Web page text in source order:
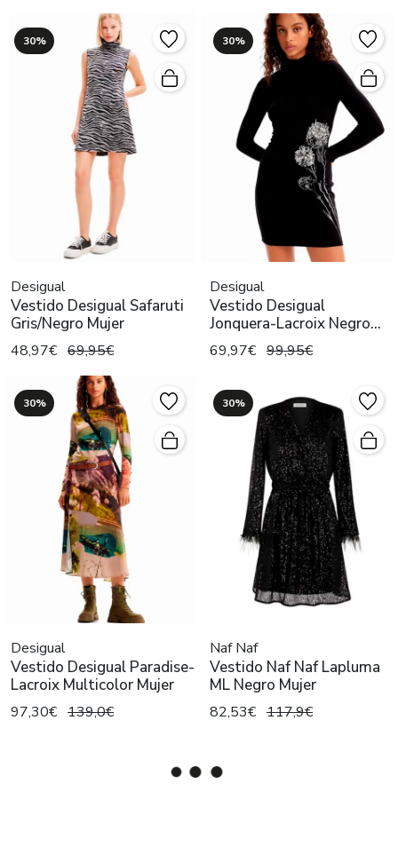
30%
Desigual
Vestido Desigual Safaruti
Gris/Negro Mujer
48,97€ 69,95€
30%
Desigual
Vestido Desigual
Jonquera-Lacroix Negro
Mujer
69,97€ 99,95€
30%
Desigual
Vestido Desigual Paradise-
Lacroix Multicolor Mujer
97,30€ 139,0€
30%
Naf Naf
Vestido Naf Naf Lapluma
ML Negro Mujer
82,53€ 117,9€